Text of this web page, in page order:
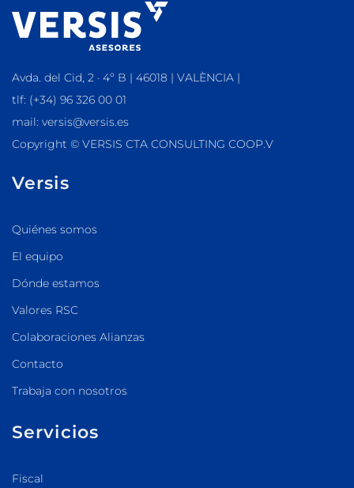
Avda. del Cid, 2 · 4º B | 46018 | VALÈNCIA |
tlf: (+34) 96 326 00 01
mail: versis@versis.es
Copyright © VERSIS CTA CONSULTING COOP.V
Versis
Quiénes somos
El equipo
Dónde estamos
Valores RSC
Colaboraciones Alianzas
Contacto
Trabaja con nosotros
Servicios
Fiscal